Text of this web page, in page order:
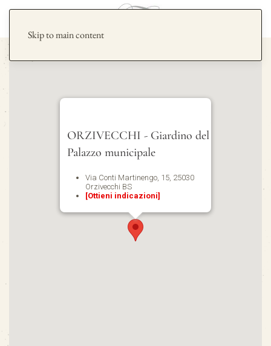
Skip to main content
ORZIVECCHI - Giardino del
Palazzo municipale
Via Conti Martinengo, 15, 25030
Orzivecchi BS
[Ottieni indicazioni]